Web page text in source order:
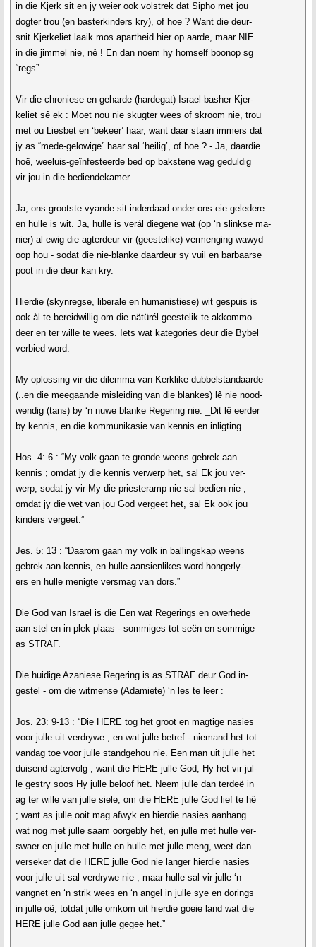
in die Kjerk sit en jy weier ook volstrek dat Sipho met jou
dogter trou (en basterkinders kry), of hoe ? Want die deur-
snit Kjerkeliet laaik mos apartheid hier op aarde, maar NIE
in die jimmel nie, nê ! En dan noem hy homself boonop sg
“regs”...
Vir die chroniese en geharde (hardegat) Israel-basher Kjer-
keliet sê ek : Moet nou nie skugter wees of skroom nie, trou
met ou Liesbet en ‘bekeer’ haar, want daar staan immers dat
jy as “mede-gelowige” haar sal ‘heilig’, of hoe ? - Ja, daardie
hoë, weeluis-geïnfesteerde bed op bakstene wag geduldig
vir jou in die bediendekamer...
Ja, ons grootste vyande sit inderdaad onder ons eie geledere
en hulle is wit. Ja, hulle is verál diegene wat (op ‘n slinkse ma-
nier) al ewig die agterdeur vir (geestelike) vermenging wawyd
oop hou - sodat die nie-blanke daardeur sy vuil en barbaarse
poot in die deur kan kry.
Hierdie (skynregse, liberale en humanistiese) wit gespuis is
ook àl te bereidwillig om die nätürél geestelik te akkommo-
deer en ter wille te wees. Iets wat kategories deur die Bybel
verbied word.
My oplossing vir die dilemma van Kerklike dubbelstandaarde
(..en die meegaande misleiding van die blankes) lê nie nood-
wendig (tans) by ‘n nuwe blanke Regering nie. _Dit lê eerder
by kennis, en die kommunikasie van kennis en inligting.
Hos. 4: 6 : “My volk gaan te gronde weens gebrek aan
kennis ; omdat jy die kennis verwerp het, sal Ek jou ver-
werp, sodat jy vir My die priesteramp nie sal bedien nie ;
omdat jy die wet van jou God vergeet het, sal Ek ook jou
kinders vergeet.”
Jes. 5: 13 : “Daarom gaan my volk in ballingskap weens
gebrek aan kennis, en hulle aansienlikes word hongerly-
ers en hulle menigte versmag van dors.”
Die God van Israel is die Een wat Regerings en owerhede
aan stel en in plek plaas - sommiges tot seën en sommige
as STRAF.
Die huidige Azaniese Regering is as STRAF deur God in-
gestel - om die witmense (Adamiete) ‘n les te leer :
Jos. 23: 9-13 : “Die HERE tog het groot en magtige nasies
voor julle uit verdrywe ; en wat julle betref - niemand het tot
vandag toe voor julle standgehou nie. Een man uit julle het
duisend agtervolg ; want die HERE julle God, Hy het vir jul-
le gestry soos Hy julle beloof het. Neem julle dan terdeë in
ag ter wille van julle siele, om die HERE julle God lief te hê
; want as julle ooit mag afwyk en hierdie nasies aanhang
wat nog met julle saam oorgebly het, en julle met hulle ver-
swaer en julle met hulle en hulle met julle meng, weet dan
verseker dat die HERE julle God nie langer hierdie nasies
voor julle uit sal verdrywe nie ; maar hulle sal vir julle ‘n
vangnet en ‘n strik wees en ‘n angel in julle sye en dorings
in julle oë, totdat julle omkom uit hierdie goeie land wat die
HERE julle God aan julle gegee het.”